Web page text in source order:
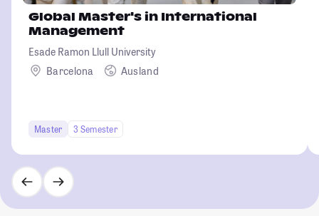
Global Master's in International
Management
Esade Ramon Llull University
Barcelona
Ausland
Master 3 Semester